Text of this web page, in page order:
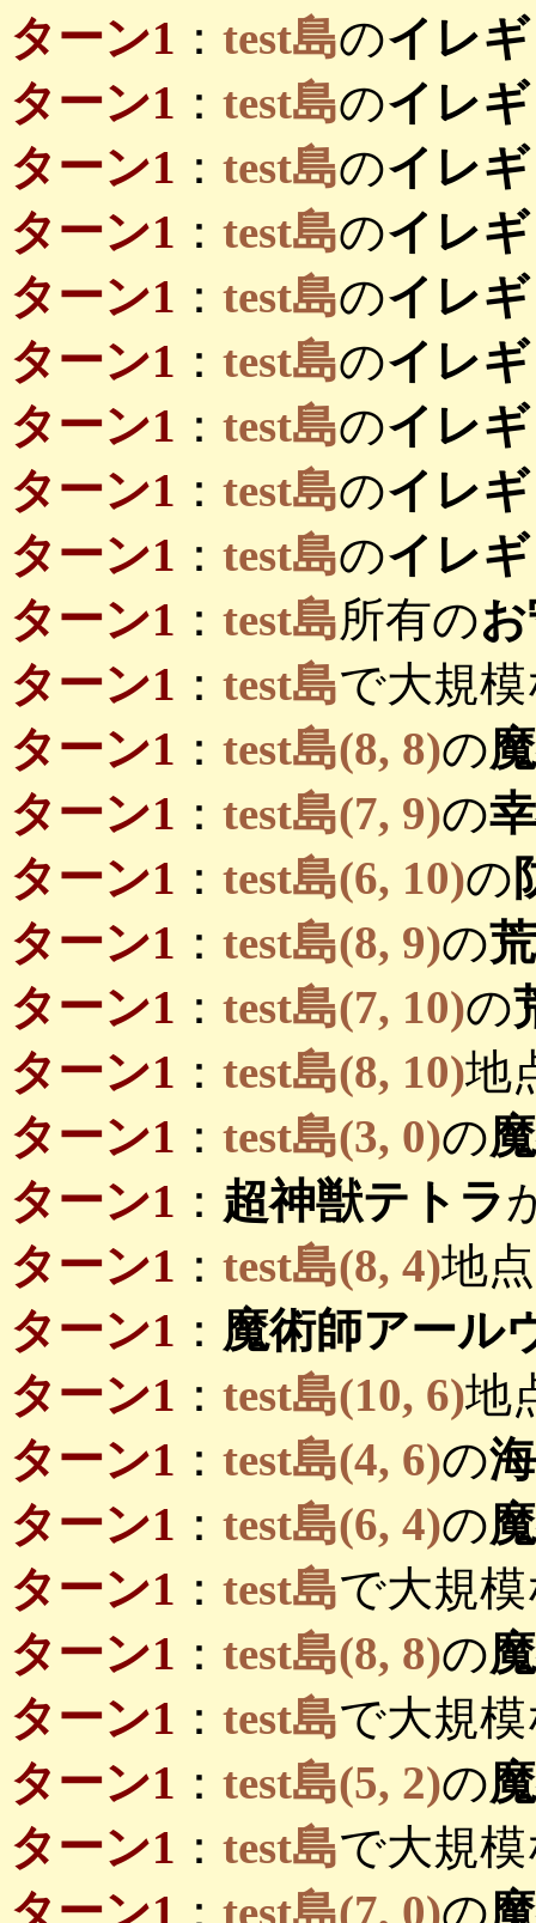
ターン1 ： test島のイレ
ターン1 ： test島のイレ
ターン1 ： test島のイレ
ターン1 ： test島のイレ
ターン1 ： test島のイレ
ターン1 ： test島のイレ
ターン1 ： test島のイレ
ターン1 ： test島のイレ
ターン1 ： test島のイレ
ターン1 ： test島所有の
ターン1 ： test島で大規
ターン1 ： test島(8, 8)の
ターン1 ： test島(7, 9)の
ターン1 ： test島(6, 10)の
ターン1 ： test島(8, 9)の
ターン1 ： test島(7, 10)の
ターン1 ： test島(8, 10)地
ターン1 ： test島(3, 0)の
ターン1 ： 超神獣テトラ
ターン1 ： test島(8, 4)地
ターン1 ： 魔術師アール
ターン1 ： test島(10, 6)地
ターン1 ： test島(4, 6)の海
ターン1 ： test島(6, 4)の
ターン1 ： test島で大規
ターン1 ： test島(8, 8)の
ターン1 ： test島で大規
ターン1 ： test島(5, 2)の
ターン1 ： test島で大規
ターン1 ： test島(7, 0)の